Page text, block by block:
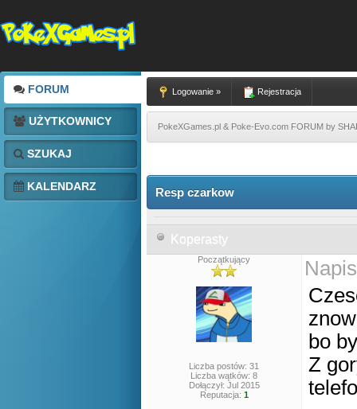
FORUM
UŻYTKOWNICY
SZUKAJ
KALENDARZ
Logowanie » Rejestracja
PokeXGames.pl & Poke-Evo.com FORUM by
Resp czarkow
Koperasty
Początkujący
Liczba postów: 31
Liczba wątków: 8
Dołączył: Jul 2015
Reputacja: 1
bo
Z